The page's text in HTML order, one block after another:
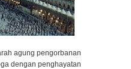
agung pengorbanan
dengan penghayatan